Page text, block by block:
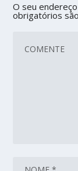
O seu
obrigatórios